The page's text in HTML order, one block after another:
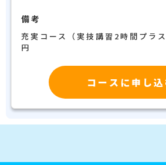
備考
充実コース（実技講習2時間プラ
円
コースに申し込